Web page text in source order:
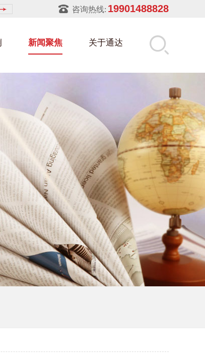
咨询热线: 19901488828
玻璃架 浴缸托盘
盒
新闻聚焦 关于通达